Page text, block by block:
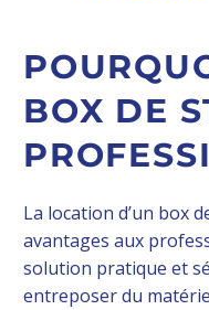
BOX DE
La location d’un box
avantages aux
solution pratique et
entreposer du